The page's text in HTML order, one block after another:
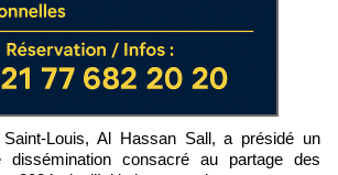
dissémination consacré au partage des